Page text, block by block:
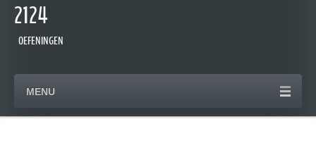
2124
OEFENINGEN
MENU